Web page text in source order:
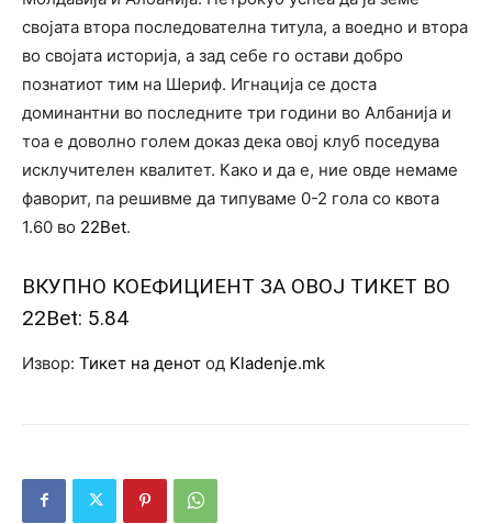
својата втора последователна титула, а воедно и втора
во својата историја, а зад себе го остави добро
познатиот тим на Шериф. Игнација се доста
доминантни во последните три години во Албанија и
тоа е доволно голем доказ дека овој клуб поседува
исклучителен квалитет. Како и да е, ние овде немаме
фаворит, па решивме да типуваме 0-2 гола со квота
1.60 во 22Bet.
ВКУПНО КОЕФИЦИЕНТ ЗА ОВОЈ ТИКЕТ ВО
22Bet: 5.84
Извор: Тикет на денот од Kladenje.mk